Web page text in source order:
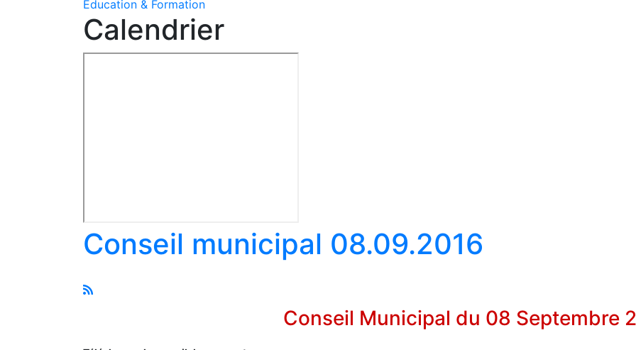
Education & Formation
Calendrier
Conseil municipal 08.09.2016
Conseil Municipal du 08 Septembre